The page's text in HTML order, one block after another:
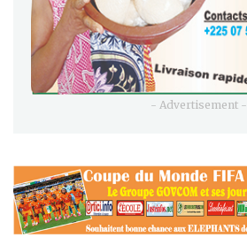
- Advertisement -